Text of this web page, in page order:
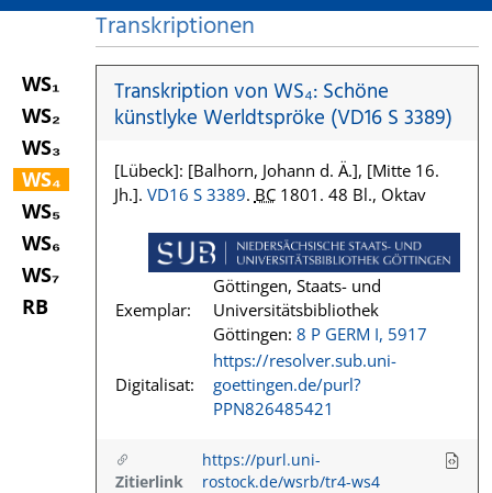
WS₁
WS₂
WS₃
WS₄
WS₅
WS₆
WS₇
RB
Transkriptionen
Transkription von WS₄: Schöne
künstlyke Werldtspröke (VD16 S 3389)
[Lübeck]: [Balhorn, Johann d. Ä.], [Mitte 16.
Jh.]. VD16 S 3389. BC1801. 48 Bl., Oktav
Exemplar:
Göttingen, Staats- und
Universitätsbibliothek
Göttingen: 8 P GERM I, 5917
Digitalisat:
https://resolver.sub.uni-
goettingen.de/purl?
PPN826485421
Zitierlink
https://purl.uni-
rostock.de/wsrb/tr4-ws4